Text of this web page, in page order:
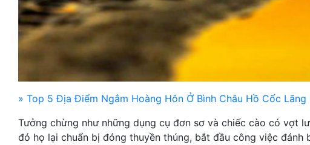
» Top 5 Địa Điểm Ngắm Hoàng Hôn Ở Bình Châu Hồ Cốc Lãng
Tưởng chừng như những dụng cụ đơn sơ và chiếc cào có vợt
đó họ lại chuẩn bị đóng thuyền thúng, bắt đầu công việc đánh